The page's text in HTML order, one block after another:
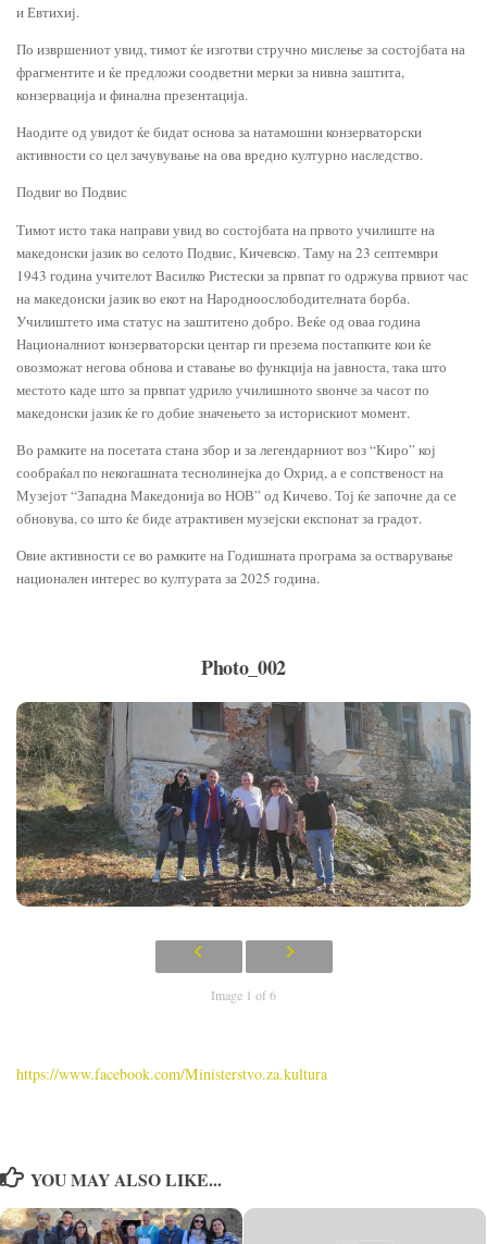
и Евтихиј.
По извршениот увид, тимот ќе изготви стручно мислење за состојбата на
фрагментите и ќе предложи соодветни мерки за нивна заштита,
конзервација и финална презентација.
Наодите од увидот ќе бидат основа за натамошни конзерваторски
активности со цел зачувување на ова вредно културно наследство.
Подвиг во Подвис
Тимот исто така направи увид во состојбата на првото училиште на
македонски јазик во селото Подвис, Кичевско. Таму на 23 септември
1943 година учителот Василко Ристески за првпат го одржува првиот час
на македонски јазик во екот на Народноослободителната борба.
Училиштето има статус на заштитено добро. Веќе од оваа година
Националниот конзерваторски центар ги презема постапките кои ќе
овозможат негова обнова и ставање во функција на јавноста, така што
местото каде што за првпат удрило училишното ѕвонче за часот по
македонски јазик ќе го добие значењето за историскиот момент.
Во рамките на посетата стана збор и за легендарниот воз “Киро” кој
сообраќал по некогашната теснолинејка до Охрид, а е сопственост на
Музејот “Западна Македонија во НОВ” од Кичево. Тој ќе започне да се
обновува, со што ќе биде атрактивен музејски експонат за градот.
Овие активности се во рамките на Годишната програма за остварување
национален интерес во културата за 2025 година.
Photo_002
Image 1 of 6
https://www.facebook.com/Ministerstvo.za.kultura
YOU MAY ALSO LIKE...